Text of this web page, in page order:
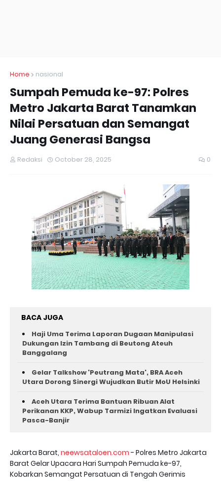
Home nasional
Sumpah Pemuda ke-97: Polres
Metro Jakarta Barat Tanamkan
Nilai Persatuan dan Semangat
Juang Generasi Bangsa
Redaksi October 28, 2025 0
BACA JUGA
Haji Uma Terima Laporan Dugaan Manipulasi
Dukungan Izin Tambang di Beutong Ateuh
Banggalang
Gelar Talkshow 'Peutrang Mata', BRA Aceh
Utara Dorong Sinergi Wujudkan Butir MoU Helsinki
Aceh Utara Terima Bantuan Ribuan Alat
Perikanan KKP, Wabup Tarmizi Ingatkan Evaluasi
Pasca-Banjir
Jakarta Barat, neewsataloen.com - Polres Metro Jakarta
Barat Gelar Upacara Hari Sumpah Pemuda ke-97,
Kobarkan Semangat Persatuan di Tengah Gerimis